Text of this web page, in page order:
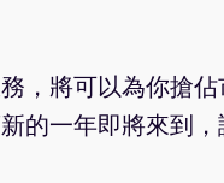
，將可以為你搶
的一年即將來到，